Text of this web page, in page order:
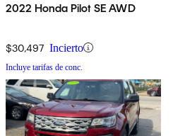
2022 Honda Pilot SE AWD
$30,497 Incierto
Incluye tarifas de conc.